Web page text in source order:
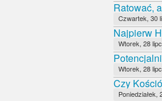
Ratować,
Czwartek, 30
Najpierw
Wtorek, 28
Wtorek, 28
Czy
Poniedziałek,